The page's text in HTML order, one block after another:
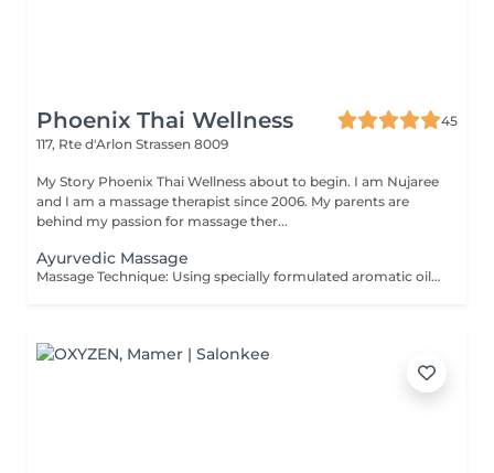
Phoenix Thai Wellness
45
117, Rte d'Arlon Strassen 8009
My Story Phoenix Thai Wellness about to begin. I am Nujaree
and I am a massage therapist since 2006. My parents are
behind my passion for massage ther...
Ayurvedic Massage
Massage Technique: Using specially formulated aromatic oils, movement long stroke and massage pressure Soft to Medium. Ayurvedic massage is a light, gentle full body massage without applying pressure, but with much sweeping and stroking, which is typically done with the help of nourishing botanical oils.